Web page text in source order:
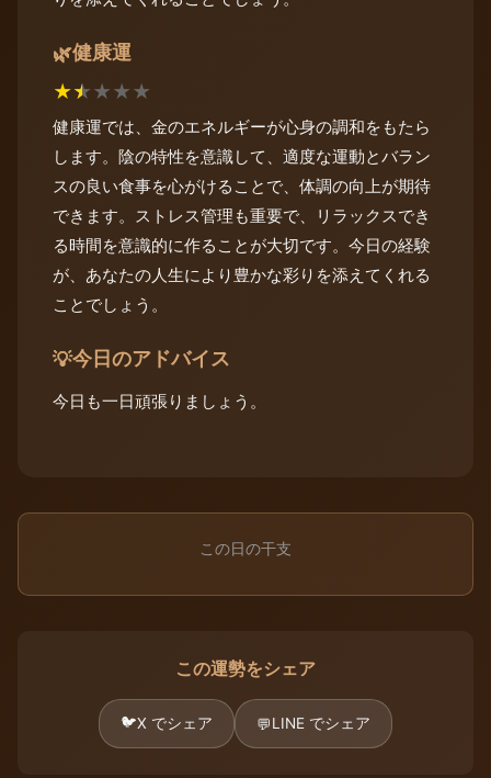
🌿健康運
★★★★★
健康運では、金のエネルギーが心身の調和をもたら
します。陰の特性を意識して、適度な運動とバラン
スの良い食事を心がけることで、体調の向上が期待
できます。ストレス管理も重要で、リラックスでき
る時間を意識的に作ることが大切です。今日の経験
が、あなたの人生により豊かな彩りを添えてくれる
ことでしょう。
💡今日のアドバイス
今日も一日頑張りましょう。
この日の干支
この運勢をシェア
🐦X でシェア 💬LINE でシェア